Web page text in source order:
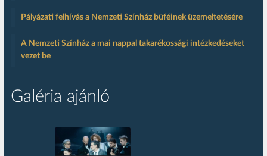
Pályázati felhívás a Nemzeti Színház büféinek üzemeltetésére
A Nemzeti Színház a mai nappal takarékossági intézkedéseket
vezet be
Galéria ajánló